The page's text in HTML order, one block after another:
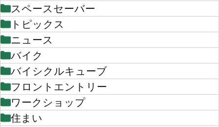
スペースセーバー
トピックス
ニュース
バイク
バイシクルキューブ
フロントエントリー
ワークショップ
住まい